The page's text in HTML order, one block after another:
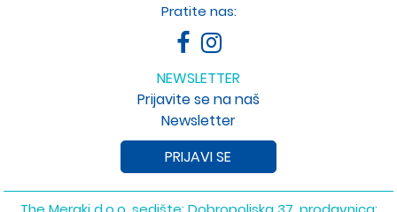
Pratite nas:
NEWSLETTER
Prijavite se na naš
Newsletter
PRIJAVI SE